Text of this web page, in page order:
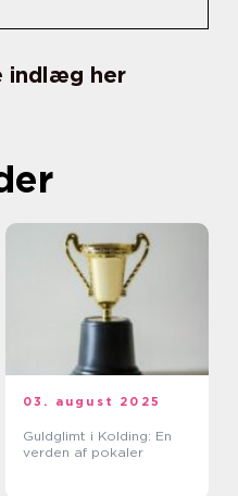
indlæg her
03. august 2025
Guldglimt i Kolding: En
verden af pokaler